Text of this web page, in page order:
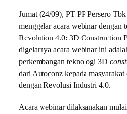
Jumat (24/09), PT PP Persero
menggelar acara webinar dengan
Revolution 4.0: 3D Construction
digelarnya acara webinar ini
perkembangan teknologi 3D
dari Autoconz kepada masyarakat
dengan Revolusi Industri 4.0.
Acara webinar dilaksanakan